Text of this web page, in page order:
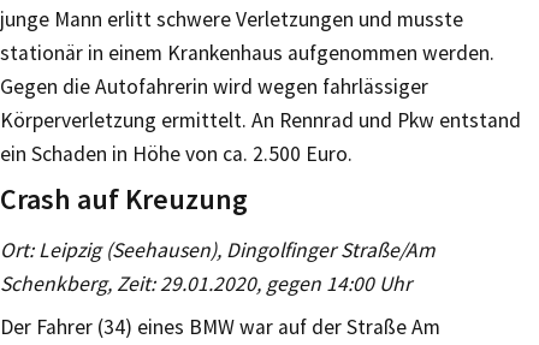
junge Mann erlitt schwere Verletzungen und musste
stationär in einem Krankenhaus aufgenommen werden.
Gegen die Autofahrerin wird wegen fahrlässiger
Körperverletzung ermittelt. An Rennrad und Pkw entstand
ein Schaden in Höhe von ca. 2.500 Euro.
Crash auf Kreuzung
Ort: Leipzig (Seehausen), Dingolfinger Straße/Am
Schenkberg, Zeit: 29.01.2020, gegen 14:00 Uhr
Der Fahrer (34) eines BMW war auf der Straße Am